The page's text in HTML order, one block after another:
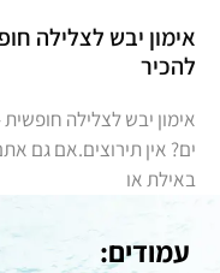
להכיר
ים? אין תירוצים.אם גם
באילת או
עמודים: